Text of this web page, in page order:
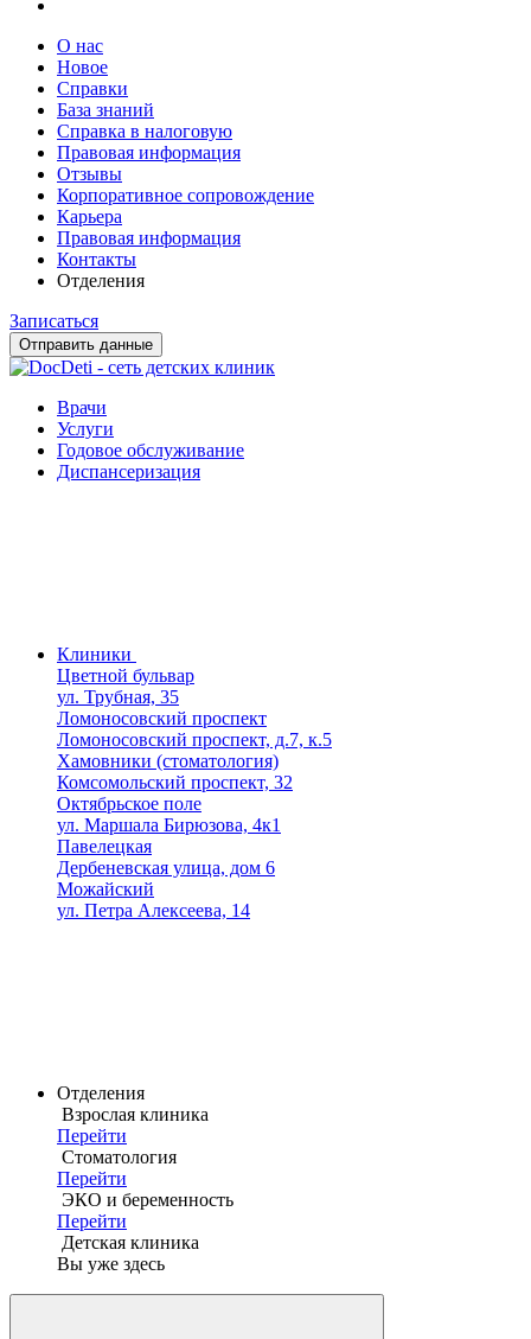
О нас
Новое
Справки
База знаний
Справка в налоговую
Правовая информация
Отзывы
Корпоративное сопровождение
Карьера
Правовая информация
Контакты
Отделения
Записаться
Отправить данные
Врачи
Услуги
Годовое обслуживание
Диспансеризация
Клиники
Цветной бульвар
ул. Трубная, 35
Ломоносовский проспект
Ломоносовский проспект, д.7, к.5
Хамовники (стоматология)
Комсомольский проспект, 32
Октябрьское поле
ул. Маршала Бирюзова, 4к1
Павелецкая
Дербеневская улица, дом 6
Можайский
ул. Петра Алексеева, 14
Отделения
Взрослая клиника
Перейти
Стоматология
Перейти
ЭКО и беременность
Перейти
Детская клиника
Вы уже здесь